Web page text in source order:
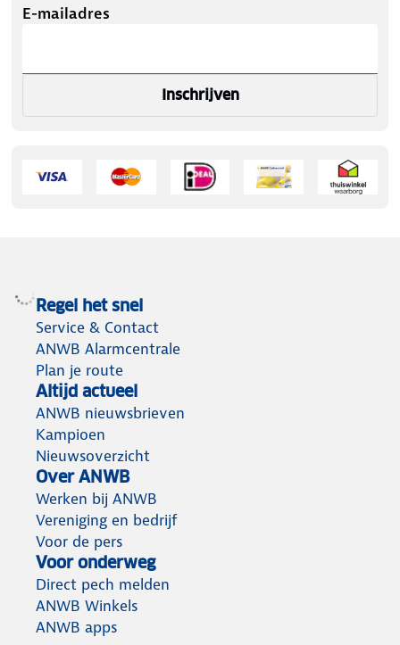
E-mailadres
Inschrijven
Regel het snel
Service & Contact
ANWB Alarmcentrale
Plan je route
Altijd actueel
ANWB nieuwsbrieven
Kampioen
Nieuwsoverzicht
Over ANWB
Werken bij ANWB
Vereniging en bedrijf
Voor de pers
Voor onderweg
Direct pech melden
ANWB Winkels
ANWB apps